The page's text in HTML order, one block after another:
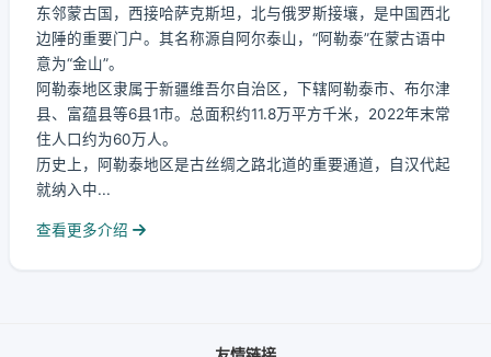
东邻蒙古国，西接哈萨克斯坦，北与俄罗斯接壤，是中国西北
边陲的重要门户。其名称源自阿尔泰山，“阿勒泰”在蒙古语中
意为“金山”。
阿勒泰地区隶属于新疆维吾尔自治区，下辖阿勒泰市、布尔津
县、富蕴县等6县1市。总面积约11.8万平方千米，2022年末常
住人口约为60万人。
历史上，阿勒泰地区是古丝绸之路北道的重要通道，自汉代起
就纳入中...
查看更多介绍